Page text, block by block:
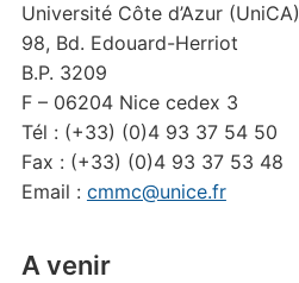
Université Côte d’Azur (UniCA)
98, Bd. Edouard-Herriot
B.P. 3209
F – 06204 Nice cedex 3
Tél : (+33) (0)4 93 37 54 50
Fax : (+33) (0)4 93 37 53 48
Email : cmmc@unice.fr
A venir